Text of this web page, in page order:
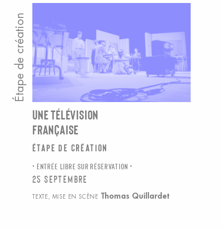
Étape de création
UNE TÉLÉVISION
FRANÇAISE
Étape de création
ENTRÉE LIBRE SUR RÉSERVATION
25 septembre
TEXTE, MISE EN SCÈNE Thomas Quillardet